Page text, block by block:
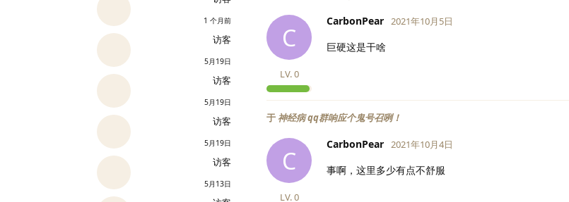
1 个月前
访客
5月19日
访客
5月19日
访客
5月19日
访客
5月13日
C
CarbonPear
LV.0
2021年10月5日
巨硬这是干啥
于神经病 qq群响应个鬼号召咧！
C
CarbonPear
LV.0
2021年10月4日
事啊，这里多少有点不舒服